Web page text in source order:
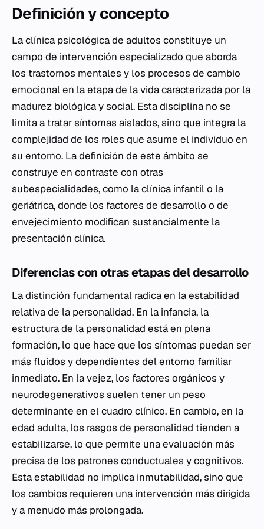
Definición y concepto
La clínica psicológica de adultos constituye un
campo de intervención especializado que aborda
los trastornos mentales y los procesos de cambio
emocional en la etapa de la vida caracterizada por la
madurez biológica y social. Esta disciplina no se
limita a tratar síntomas aislados, sino que integra la
complejidad de los roles que asume el individuo en
su entorno. La definición de este ámbito se
construye en contraste con otras
subespecialidades, como la clínica infantil o la
geriátrica, donde los factores de desarrollo o de
envejecimiento modifican sustancialmente la
presentación clínica.
Diferencias con otras etapas del desarrollo
La distinción fundamental radica en la estabilidad
relativa de la personalidad. En la infancia, la
estructura de la personalidad está en plena
formación, lo que hace que los síntomas puedan ser
más fluidos y dependientes del entorno familiar
inmediato. En la vejez, los factores orgánicos y
neurodegenerativos suelen tener un peso
determinante en el cuadro clínico. En cambio, en la
edad adulta, los rasgos de personalidad tienden a
estabilizarse, lo que permite una evaluación más
precisa de los patrones conductuales y cognitivos.
Esta estabilidad no implica inmutabilidad, sino que
los cambios requieren una intervención más dirigida
y a menudo más prolongada.